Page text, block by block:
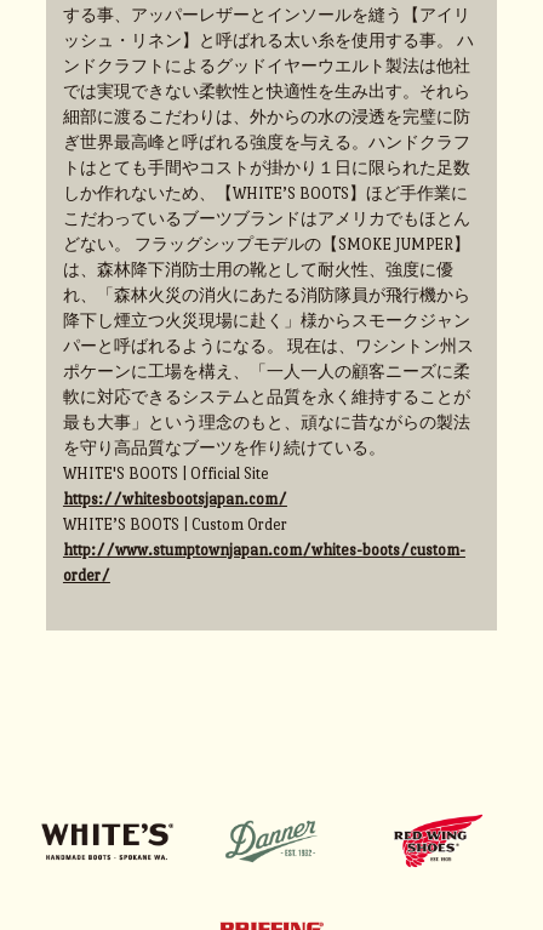
する事、アッパーレザーとインソールを縫う【アイリ
ッシュ・リネン】と呼ばれる太い糸を使用する事。 ハ
ンドクラフトによるグッドイヤーウエルト製法は他社
では実現できない柔軟性と快適性を生み出す。それら
細部に渡るこだわりは、外からの水の浸透を完璧に防
ぎ世界最高峰と呼ばれる強度を与える。ハンドクラフ
トはとても手間やコストが掛かり１日に限られた足数
しか作れないため、【WHITE’S BOOTS】ほど手作業に
こだわっているブーツブランドはアメリカでもほとん
どない。 フラッグシップモデルの【SMOKE JUMPER】
は、森林降下消防士用の靴として耐火性、強度に優
れ、「森林火災の消火にあたる消防隊員が飛行機から
降下し煙立つ火災現場に赴く」様からスモークジャン
パーと呼ばれるようになる。 現在は、ワシントン州ス
ポケーンに工場を構え、「一人一人の顧客ニーズに柔
軟に対応できるシステムと品質を永く維持することが
最も大事」という理念のもと、頑なに昔ながらの製法
を守り高品質なブーツを作り続けている。
WHITE'S BOOTS | Official Site
https://whitesbootsjapan.com/
WHITE’S BOOTS | Custom Order
http://www.stumptownjapan.com/whites-boots/custom-
order/